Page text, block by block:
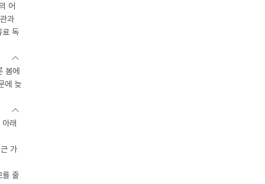
어
과
료 독
봄에
에 늦
래
가
를 줄